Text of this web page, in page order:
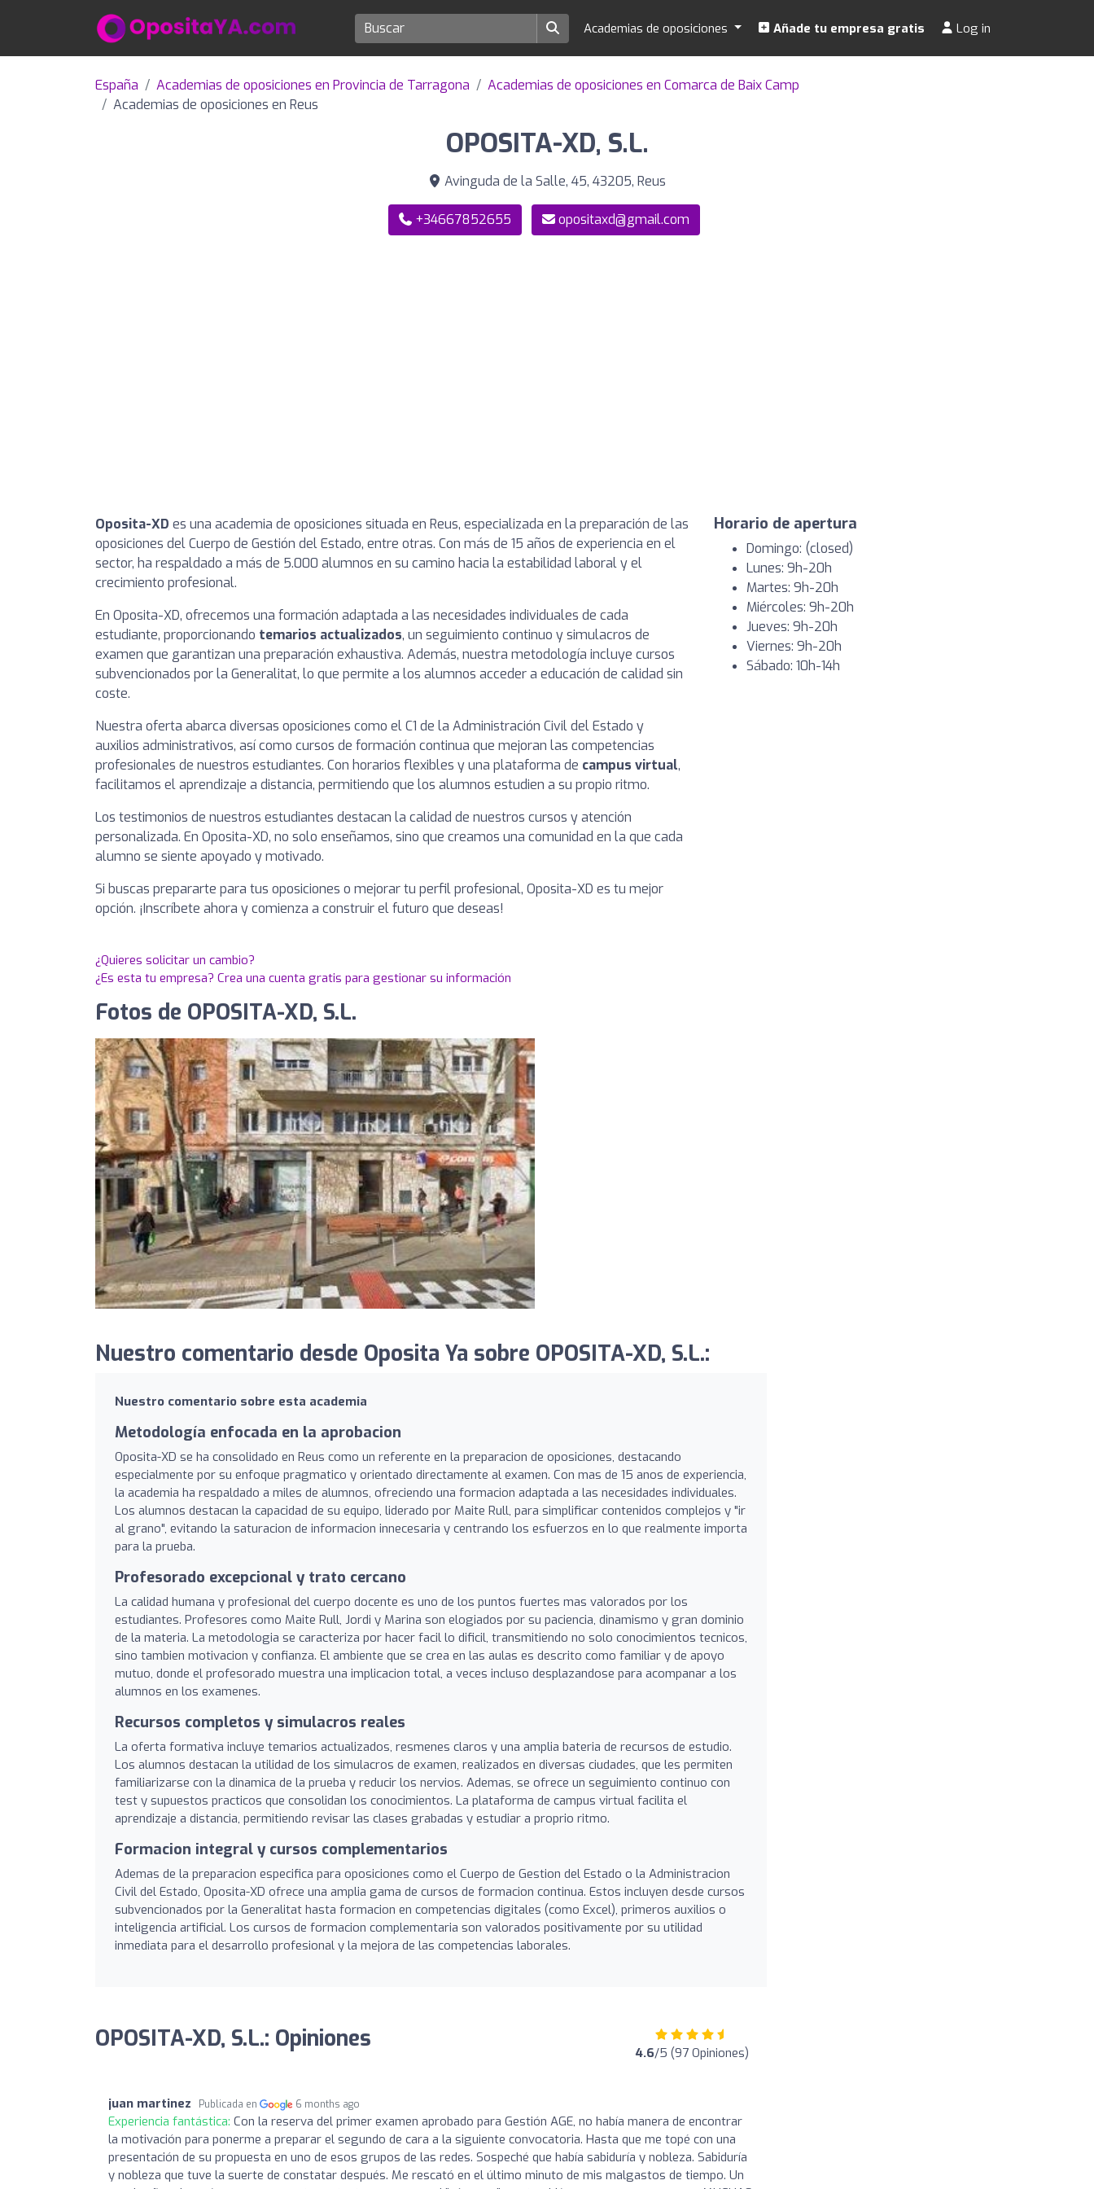
Academias de oposiciones Añade tu empresa gratis Log in
España Academias de oposiciones en Provincia de Tarragona
Academias de oposiciones en Comarca de Baix Camp
Academias de oposiciones en Reus
OPOSITA-XD, S.L.
Avinguda de la Salle, 45, 43205, Reus
+34667852655 opositaxd@gmail.com
Oposita-XD es una academia de oposiciones situada en Reus, especializada en la preparación de las
oposiciones del Cuerpo de Gestión del Estado, entre otras. Con más de 15 años de experiencia en el
sector, ha respaldado a más de 5.000 alumnos en su camino hacia la estabilidad laboral y el
crecimiento profesional.
En Oposita-XD, ofrecemos una formación adaptada a las necesidades individuales de cada
estudiante, proporcionando temarios actualizados, un seguimiento continuo y simulacros de
examen que garantizan una preparación exhaustiva. Además, nuestra metodología incluye cursos
subvencionados por la Generalitat, lo que permite a los alumnos acceder a educación de calidad sin
coste.
Nuestra oferta abarca diversas oposiciones como el C1 de la Administración Civil del Estado y
auxilios administrativos, así como cursos de formación continua que mejoran las competencias
profesionales de nuestros estudiantes. Con horarios flexibles y una plataforma de campus virtual,
facilitamos el aprendizaje a distancia, permitiendo que los alumnos estudien a su propio ritmo.
Los testimonios de nuestros estudiantes destacan la calidad de nuestros cursos y atención
personalizada. En Oposita-XD, no solo enseñamos, sino que creamos una comunidad en la que cada
alumno se siente apoyado y motivado.
Si buscas prepararte para tus oposiciones o mejorar tu perfil profesional, Oposita-XD es tu mejor
opción. ¡Inscríbete ahora y comienza a construir el futuro que deseas!
Horario de apertura
Domingo: (closed)
Lunes: 9h-20h
Martes: 9h-20h
Miércoles: 9h-20h
Jueves: 9h-20h
Viernes: 9h-20h
Sábado: 10h-14h
¿Quieres solicitar un cambio?
¿Es esta tu empresa? Crea una cuenta gratis para gestionar su información
Fotos de OPOSITA-XD, S.L.
Nuestro comentario desde Oposita Ya sobre OPOSITA-XD, S.L.:
Nuestro comentario sobre esta academia
Metodología enfocada en la aprobacion
Oposita-XD se ha consolidado en Reus como un referente en la preparacion de oposiciones, destacando
especialmente por su enfoque pragmatico y orientado directamente al examen. Con mas de 15 anos de experiencia,
la academia ha respaldado a miles de alumnos, ofreciendo una formacion adaptada a las necesidades individuales.
Los alumnos destacan la capacidad de su equipo, liderado por Maite Rull, para simplificar contenidos complejos y "ir
al grano", evitando la saturacion de informacion innecesaria y centrando los esfuerzos en lo que realmente importa
para la prueba.
Profesorado excepcional y trato cercano
La calidad humana y profesional del cuerpo docente es uno de los puntos fuertes mas valorados por los
estudiantes. Profesores como Maite Rull, Jordi y Marina son elogiados por su paciencia, dinamismo y gran dominio
de la materia. La metodologia se caracteriza por hacer facil lo dificil, transmitiendo no solo conocimientos tecnicos,
sino tambien motivacion y confianza. El ambiente que se crea en las aulas es descrito como familiar y de apoyo
mutuo, donde el profesorado muestra una implicacion total, a veces incluso desplazandose para acompanar a los
alumnos en los examenes.
Recursos completos y simulacros reales
La oferta formativa incluye temarios actualizados, resmenes claros y una amplia bateria de recursos de estudio.
Los alumnos destacan la utilidad de los simulacros de examen, realizados en diversas ciudades, que les permiten
familiarizarse con la dinamica de la prueba y reducir los nervios. Ademas, se ofrece un seguimiento continuo con
test y supuestos practicos que consolidan los conocimientos. La plataforma de campus virtual facilita el
aprendizaje a distancia, permitiendo revisar las clases grabadas y estudiar a proprio ritmo.
Formacion integral y cursos complementarios
Ademas de la preparacion especifica para oposiciones como el Cuerpo de Gestion del Estado o la Administracion
Civil del Estado, Oposita-XD ofrece una amplia gama de cursos de formacion continua. Estos incluyen desde cursos
subvencionados por la Generalitat hasta formacion en competencias digitales (como Excel), primeros auxilios o
inteligencia artificial. Los cursos de formacion complementaria son valorados positivamente por su utilidad
inmediata para el desarrollo profesional y la mejora de las competencias laborales.
OPOSITA-XD, S.L.: Opiniones 4.6/5 (97 Opiniones)
juan martinez Publicada en 6 months ago
Experiencia fantástica: Con la reserva del primer examen aprobado para Gestión AGE, no había manera de encontrar
la motivación para ponerme a preparar el segundo de cara a la siguiente convocatoria. Hasta que me topé con una
presentación de su propuesta en uno de esos grupos de las redes. Sospeché que había sabiduría y nobleza. Sabiduría
y nobleza que tuve la suerte de constatar después. Me rescató en el último minuto de mis malgastos de tiempo. Un